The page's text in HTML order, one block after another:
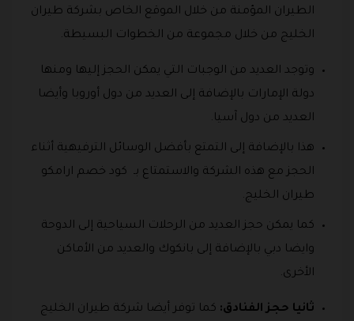
الطيران المؤمنة من خلال الموقع الخاص بشركة طيران
الخليج من خلال مجموعة من الخطوات البسيطة.
وتوجد العديد من الوجبات التي يمكن الحجز إليها ومنها
دولة الإمارات بالإضافة إلى العديد من دول أوروبا وأيضا
العديد من دول آسيا.
هذا بالإضافة إلى التمتع بأفضل الوسائل الترفيهية أثناء
الحجز مع هذه الشركة والاستمتاع بـ كود خصم ارامكو
طيران الخليج.
كما يمكن حجز العديد من الرحلات السياحية إلى الدوحة
وايضا دبي بالإضافة إلى بانكوك والعديد من الأماكن
الأخرى.
ثانيا حجز الفنادق: كما توفر أيضا شركة طيران الخليج